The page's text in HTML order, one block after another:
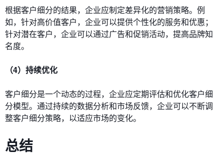
根据客户细分的结果，企业应制定差异化的营销策略。例
如，针对高价值客户，企业可以提供个性化的服务和优惠；
针对潜在客户，企业可以通过广告和促销活动，提高品牌知
名度。
（4）持续优化
客户细分是一个动态的过程，企业应定期评估和优化客户细
分模型。通过持续的数据分析和市场反馈，企业可以不断调
整客户细分策略，以适应市场的变化。
总结